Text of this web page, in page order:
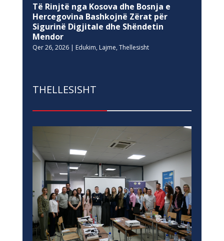
Të Rinjtë nga Kosova dhe Bosnja e
Hercegovina Bashkojnë Zërat për
Sigurinë Digjitale dhe Shëndetin
Mendor
Qer 26, 2026| Edukim, Lajme, Thellesisht
THELLESISHT